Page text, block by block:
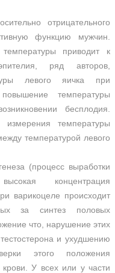
отрицательного
функцию мужчин.
приводит к
ряд авторов,
левого яичка при
температуры
бесплодия.
температуры
температурой левого
(процесс выработки
концентрация
варикоцеле происходит
за синтез половых
что, нарушение этих
и ухудшению
этого положения
У всех или у части